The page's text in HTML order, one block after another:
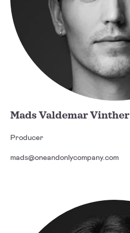
Mads Valdemar Vinther
Producer
mads@oneandonlycompany.com